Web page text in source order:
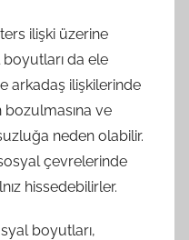
ilişki üzerine
boyutları da ele
arkadaş ilişkilerinde
ve
neden olabilir.
çevrelerinde
hissedebilirler.
boyutları,